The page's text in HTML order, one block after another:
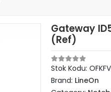
Gateway
(Ref)
Stok Kodu:
Brand: LineOn